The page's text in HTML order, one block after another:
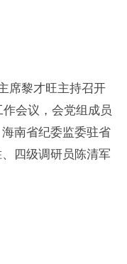
席黎才旺主持召开
会议，会党组成员
南省纪委监委驻省
四级调研员陈清军